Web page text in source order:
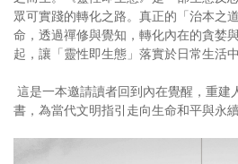
眾可實踐的轉化之路。真正的「治本之
命，透過禪修與覺知，轉化內在的貪婪
起，讓「靈性即生態」落實於日常生活中
這是一本邀請讀者回到內在覺醒，重建
書，為當代文明指引走向生命和平與永